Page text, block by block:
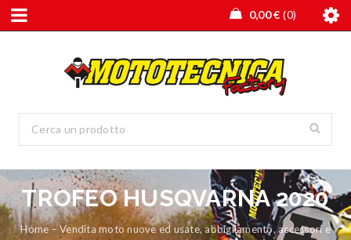
0,00€ 0
TROFEO HUSQVARNA 2020
Home – Vendita moto nuove ed usate, abbigliamento, accessori e